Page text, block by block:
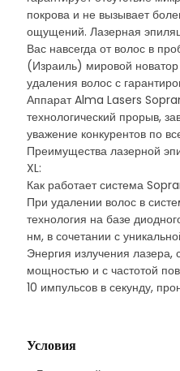
покрова и не вызывает
ощущений. Лазерная
Вас навсегда от волос в
(Израиль) мировой новатор
удаления волос с
Аппарат Alma Lasers
технологический прорыв,
уважение конкурентов по
Преимущества лазерной
XL:
Как работает система
При удалении волос в
технология на базе
нм, в сочетании с
Энергия излучения лазера,
мощностью и с частотой
10 импульсов в секунду,
Условия